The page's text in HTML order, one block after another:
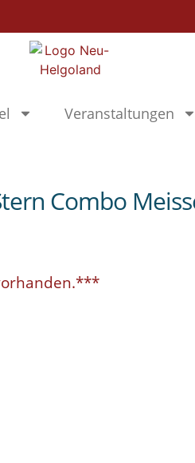
Veranstaltungen
Combo